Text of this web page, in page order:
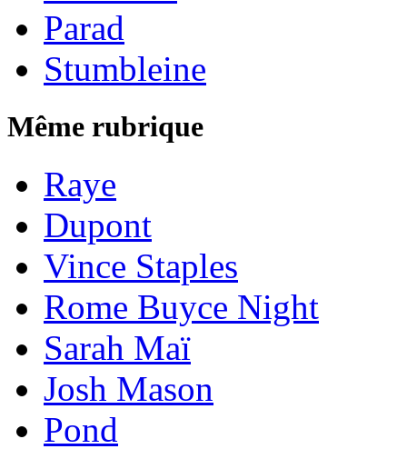
Parad
Stumbleine
Même rubrique
Raye
Dupont
Vince Staples
Rome Buyce Night
Sarah Maï
Josh Mason
Pond